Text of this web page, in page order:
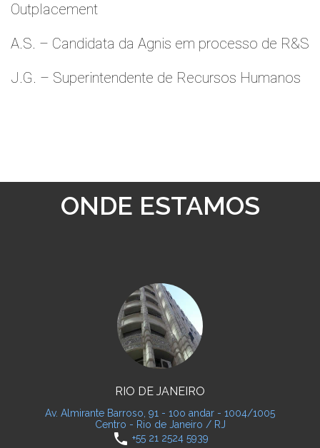
Outplacement
A.S. – Candidata da Agnis em processo de R&S
J.G. – Superintendente de Recursos Humanos
ONDE ESTAMOS
RIO DE JANEIRO
Av. Almirante Barroso, 91 - 10o andar - 1004/1005
Centro - Rio de Janeiro / RJ
phone +55 21 2524 5939